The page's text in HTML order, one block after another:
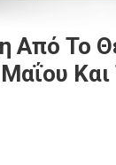
Από Το
Και